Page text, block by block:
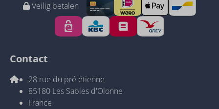
Veilig betalen
Contact
28 rue du pré étienne
85180 Les Sables d'Olonne
France